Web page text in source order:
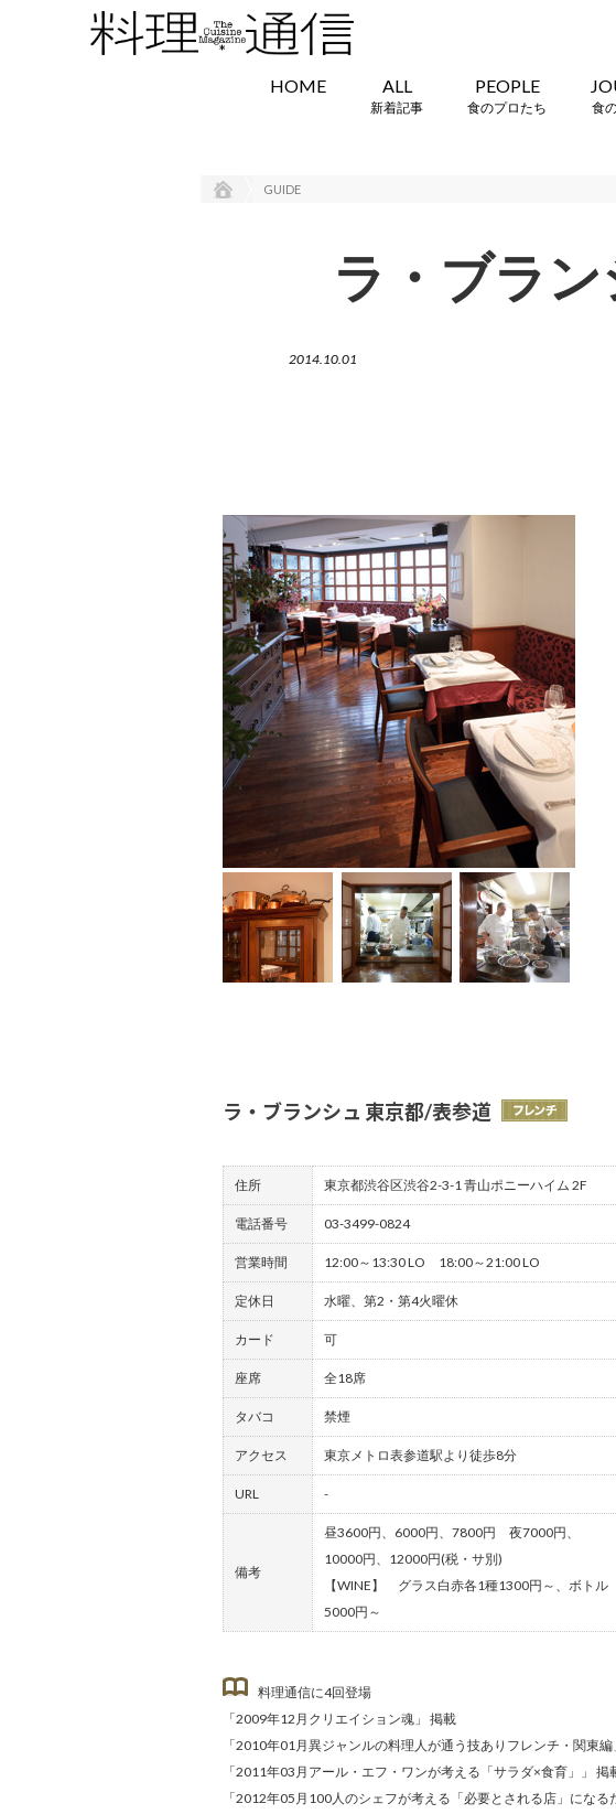
HOME ALL
新着記事
PEOPLE
食のプロたち 食
GUIDE
ラ・ブラ
2014.10.01
ラ・ブランシュ 東京都/表参道
住所 東京都渋谷区渋谷2-3-1 青山ポニーハイム 2F
電話番号 03-3499-0824
営業時間 12:00～13:30 LO 18:00～21:00 LO
定休日 水曜、第2・第4火曜休
カード 可
座席 全18席
タバコ 禁煙
アクセス 東京メトロ表参道駅より徒歩8分
URL -
備考
昼3600円、6000円、7800円 夜7000円、
10000円、12000円(税・サ別)
【WINE】 グラス白赤各1種1300円～、ボトル
5000円～
料理通信に4回登場
「2009年12月クリエイション魂」 掲載
「2010年01月異ジャンルの料理人が通う技ありフレンチ・関東編
「2011年03月アール・エフ・ワンが考える「サラダ×食育」」 掲
「2012年05月100人のシェフが考える「必要とされる店」になる